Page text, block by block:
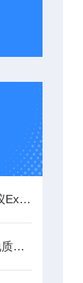
天瑞便携式合金检测仪Explorer5000如何应对复杂工况
X射线荧光光谱仪在地质勘探中的应用与价值